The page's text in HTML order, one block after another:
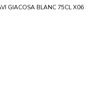
GIACOSA BLANC 75CL X06